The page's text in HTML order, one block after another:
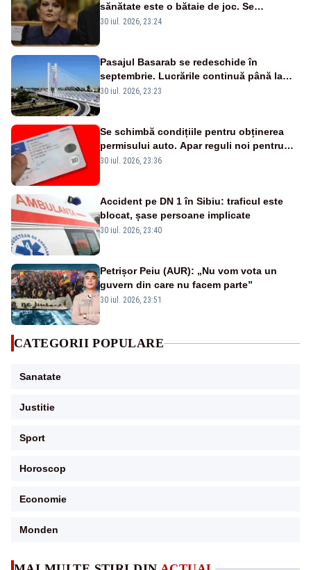
sănătate este o bătaie de joc. Se
guvernează extraordinar de prost”
30 iul. 2026, 23:24
Pasajul Basarab se redeschide în
septembrie. Lucrările continuă până la
finalul anului
30 iul. 2026, 23:23
Se schimbă condițiile pentru obținerea
permisului auto. Apar reguli noi pentru
vedere, alcool, droguri și afecțiunile
30 iul. 2026, 23:36
Accident pe DN 1 în Sibiu: traficul este
blocat, șase persoane implicate
30 iul. 2026, 23:40
Petrișor Peiu (AUR): „Nu vom vota un
guvern din care nu facem parte”
30 iul. 2026, 23:51
CATEGORII POPULARE
Sanatate
Justitie
Sport
Horoscop
Economie
Monden